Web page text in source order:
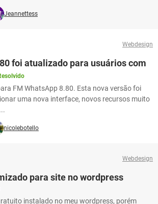
Jeannettess
Webdesign
foi atualizado para usuários com
FM WhatsApp 8.80. Esta nova versão foi
uma nova interface, novos recursos muito
nicolebotello
Webdesign
para site no wordpress
instalado no meu wordpress, porém